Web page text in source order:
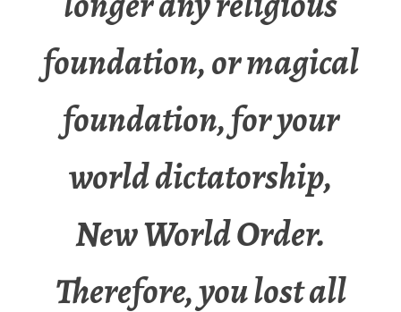
foundation, or magical
foundation, for your
world dictatorship,
New World Order.
Therefore, you lost all